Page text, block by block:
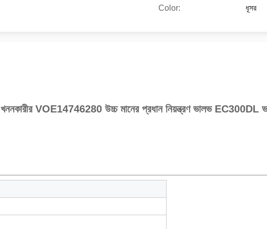
Color: ধূসর
খননকারীর VOE14746280 উচ্চ মানের প্রধান নিয়ন্ত্রণ ভালভ EC300DL